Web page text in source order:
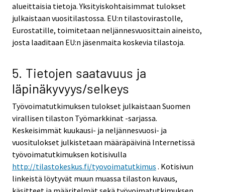
alueittaisia tietoja. Yksityiskohtaisimmat tulokset
julkaistaan vuositilastossa. EU:n tilastovirastolle,
Eurostatille, toimitetaan neljännesvuosittain aineisto,
josta laaditaan EU:n jäsenmaita koskevia tilastoja.
5. Tietojen saatavuus ja
läpinäkyvyys/selkeys
Työvoimatutkimuksen tulokset julkaistaan Suomen
virallisen tilaston Työmarkkinat -sarjassa.
Keskeisimmät kuukausi- ja neljännesvuosi- ja
vuositulokset julkistetaan määräpäivinä Internetissä
työvoimatutkimuksen kotisivulla
http://tilastokeskus.fi/tyovoimatutkimus . Kotisivun
linkeistä löytyvät muun muassa tilaston kuvaus,